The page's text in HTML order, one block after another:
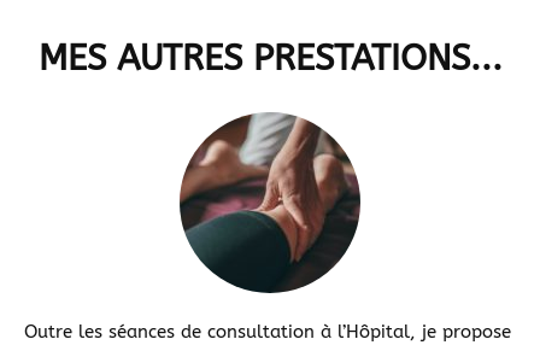
MES AUTRES PRESTATIONS...
Outre les séances de consultation à l’Hôpital, je propose